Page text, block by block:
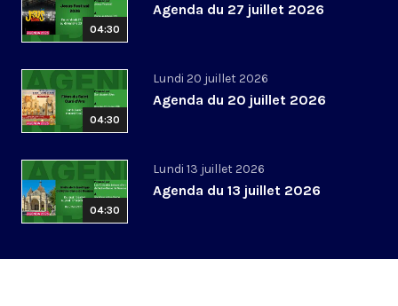
04:30
Agenda du 27 juillet 2026
04:30
Lundi 20 juillet 2026
Agenda du 20 juillet 2026
04:30
Lundi 13 juillet 2026
Agenda du 13 juillet 2026